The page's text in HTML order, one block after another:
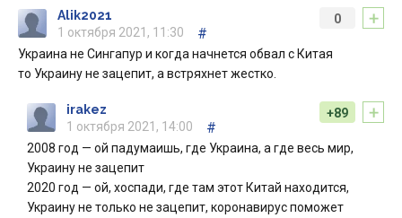
+
0
Alik2021
1 октября 2021, 11:30
#
Украина не Сингапур и когда начнется обвал с Китая
то Украину не зацепит, а встряхнет жестко.
+
+89
irakez
1 октября 2021, 14:00
#
2008 год — ой падумаишь, где Украина, а где весь мир,
Украину не зацепит
2020 год — ой, хоспади, где там этот Китай находится,
Украину не только не зацепит, коронавирус поможет